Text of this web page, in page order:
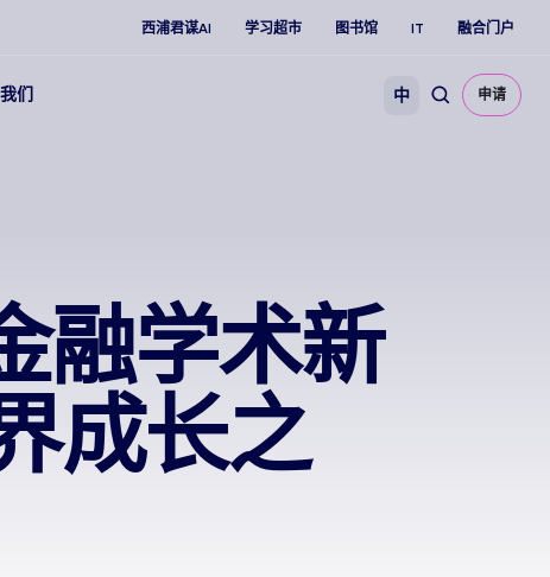
西浦君谋AI 学习超市 图书馆 IT 融合门户
们 中 申请
融学术新
成长之